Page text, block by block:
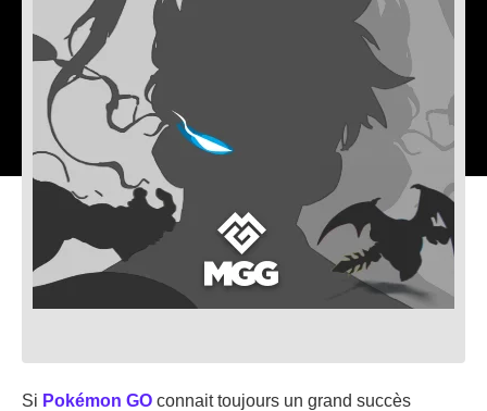
Si Pokémon GO connait toujours un grand succès